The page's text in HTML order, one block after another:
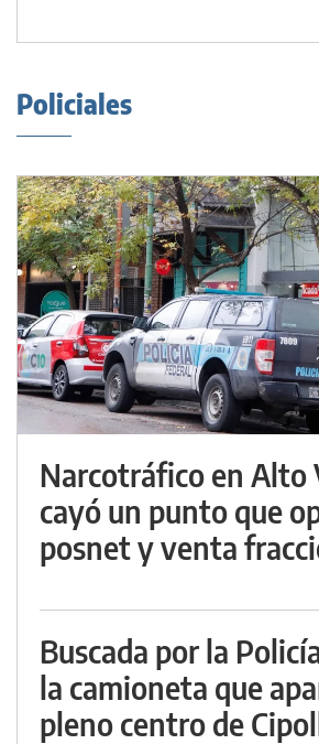
Policiales
Narcotráfico en Alto
cayó un punto que
posnet y venta
Buscada por la
la camioneta que
pleno centro de